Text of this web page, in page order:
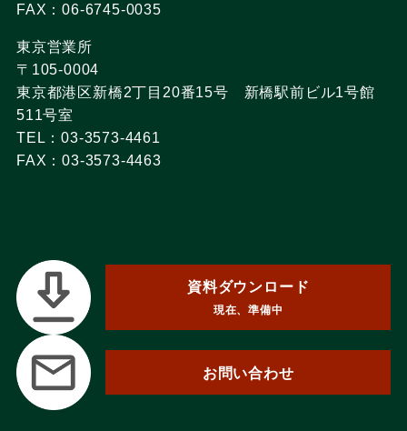
FAX：06-6745-0035
東京営業所
〒105-0004
東京都港区新橋2丁目20番15号 新橋駅前ビル1号館
511号室
TEL：03-3573-4461
FAX：03-3573-4463
資料ダウンロード
現在、準備中
お問い合わせ